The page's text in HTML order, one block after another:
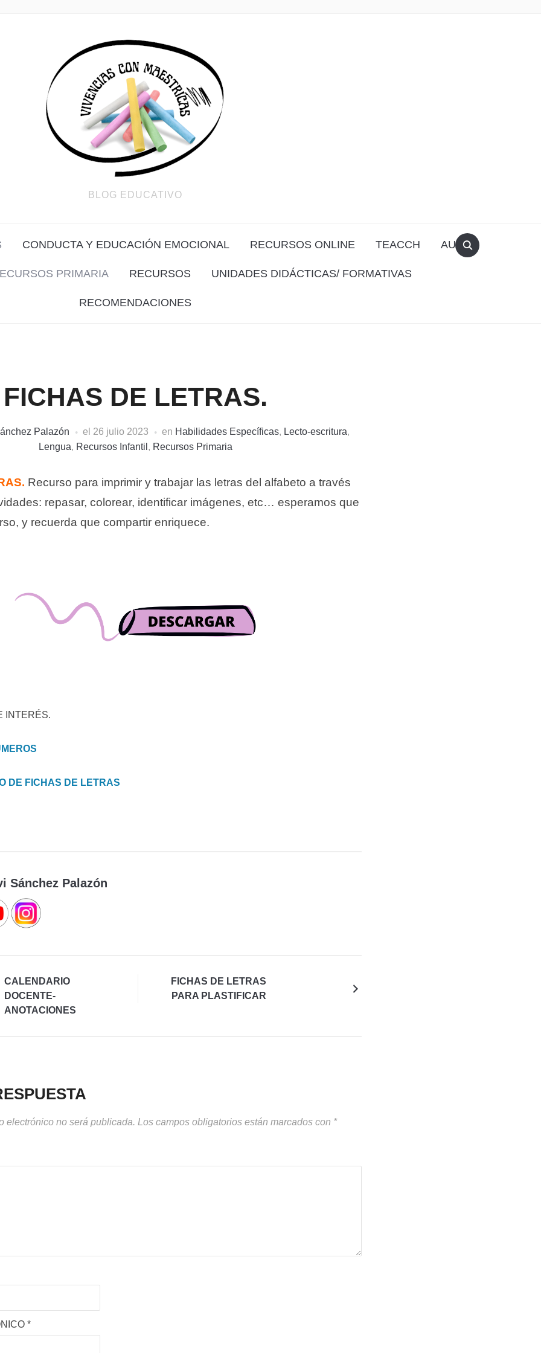
BLOG EDUCATIVO
CONDUCTA Y EDUCACIÓN EMOCIONAL RECURSOS ONLINE TEACCH AULA
PRIMARIA RECURSOS UNIDADES DIDÁCTICAS/ FORMATIVAS
RECOMENDACIONES
FICHAS DE LETRAS.
Palazón el 26 julio 2023 en Habilidades Específicas, Lecto-escritura,
Lengua, Recursos Infantil , Recursos Primaria
Recurso para imprimir y trabajar las letras del alfabeto a través
repasar, colorear, identificar imágenes, etc… esperamos que
y recuerda que compartir enriquece.
INTERÉS.
DE FICHAS DE LETRAS
Sánchez Palazón
CALENDARIO
DOCENTE-
ANOTACIONES
FICHAS DE LETRAS
PARA PLASTIFICAR
electrónico no será publicada. Los campos obligatorios están marcados con *
*